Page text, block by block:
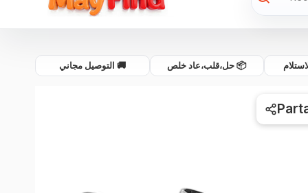
🚚 التوصيل مجاني 📦 حل،قلب،عاد خلص